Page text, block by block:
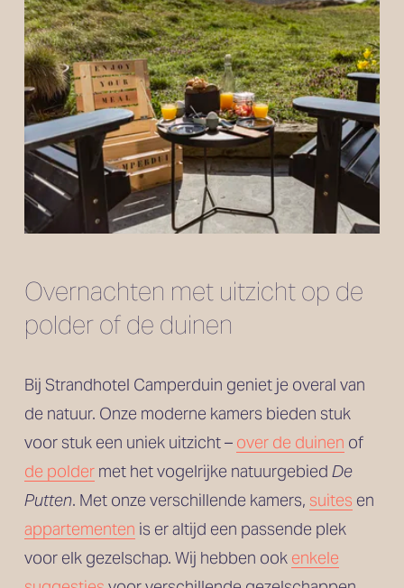
Overnachten met uitzicht op de
polder of de duinen
Bij Strandhotel Camperduin geniet je overal van
de natuur. Onze moderne kamers bieden stuk
voor stuk een uniek uitzicht – over de duinen
of
de polder met het vogelrijke natuurgebied De
Putten. Met onze verschillende kamers, suites en
appartementen is er altijd een passende plek
voor elk gezelschap. Wij hebben ook enkele